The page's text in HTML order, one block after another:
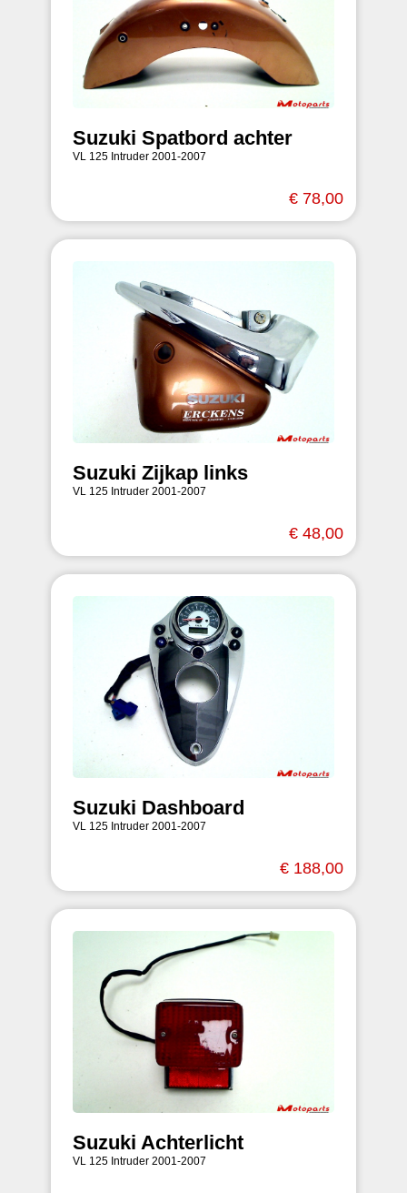
Suzuki Spatbord achter
VL 125 Intruder 2001-2007
€ 78,00
Suzuki Zijkap links
VL 125 Intruder 2001-2007
€ 48,00
Suzuki Dashboard
VL 125 Intruder 2001-2007
€ 188,00
Suzuki Achterlicht
VL 125 Intruder 2001-2007